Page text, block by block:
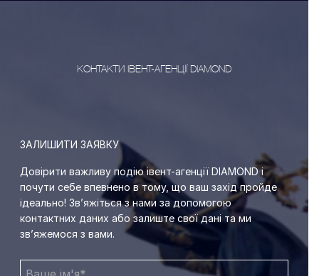
почути себе впевнено в тому, що ваш захід пройде
ідеально! Зв’яжіться з нами за допомогою
контактних даних або залиште свої дані та ми
зв’яжемося з вами.